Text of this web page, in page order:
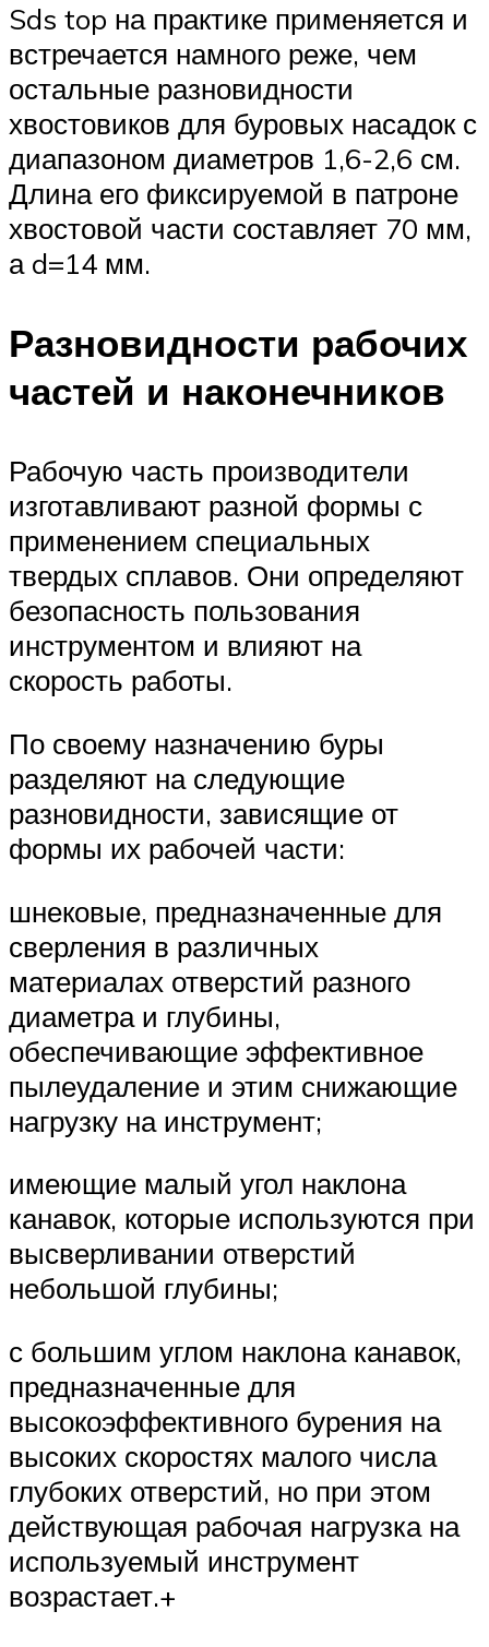
Sds top на практике применяется и
встречается намного реже, чем
остальные разновидности
хвостовиков для буровых насадок с
диапазоном диаметров 1,6-2,6 см.
Длина его фиксируемой в патроне
хвостовой части составляет 70 мм,
а d=14 мм.
Разновидности рабочих
частей и наконечников
Рабочую часть производители
изготавливают разной формы с
применением специальных
твердых сплавов. Они определяют
безопасность пользования
инструментом и влияют на
скорость работы.
По своему назначению буры
разделяют на следующие
разновидности, зависящие от
формы их рабочей части:
шнековые, предназначенные для
сверления в различных
материалах отверстий разного
диаметра и глубины,
обеспечивающие эффективное
пылеудаление и этим снижающие
нагрузку на инструмент;
имеющие малый угол наклона
канавок, которые используются при
высверливании отверстий
небольшой глубины;
с большим углом наклона канавок,
предназначенные для
высокоэффективного бурения на
высоких скоростях малого числа
глубоких отверстий, но при этом
действующая рабочая нагрузка на
используемый инструмент
возрастает.+